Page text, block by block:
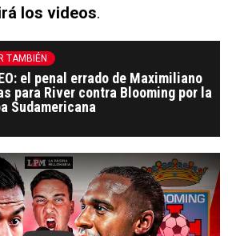
los videos.
TAMBIÉN
el penal errado de Maximiliano
para River contra Blooming por la
Sudamericana